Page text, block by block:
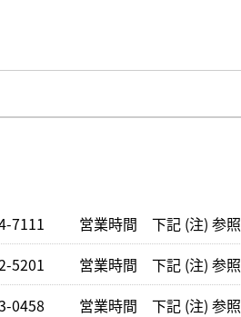
7111
営業時間 下記 (注) 参照
5201
営業時間 下記 (注) 参照
0458
営業時間 下記 (注) 参照